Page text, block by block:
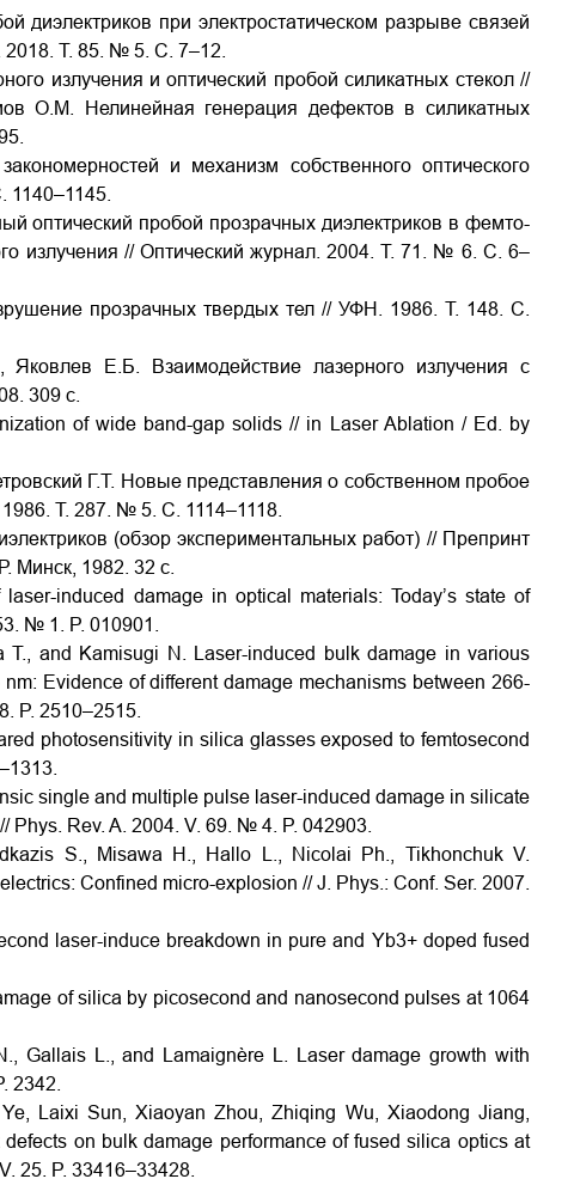
диэлектриков при электростатическом разрыве связей
2018. Т. 85. № 5. С. 7–12.
излучения и оптический пробой силикатных стекол //
О.М. Нелинейная генерация дефектов в силикатных
и механизм собственного оптического
оптический пробой прозрачных диэлектриков в фемто-
излучения // Оптический журнал. 2004. Т. 71. № 6. С. 6–
прозрачных твердых тел // УФН. 1986. Т. 148. С.
Е.Б. Взаимодействие лазерного излучения с
309 с.
of wide band-gap solids // in Laser Ablation / Ed. by
Г.Т. Новые представления о собственном пробое
Т. 287. № 5. С. 1114–1118.
(обзор экспериментальных работ) // Препринт
Минск, 1982. 32 с.
induced damage in optical materials: Today’s state of
№ 1. P. 010901.
and Kamisugi N. Laser-induced bulk damage in various
Evidence of different damage mechanisms between 266-
P. 2510–2515.
photosensitivity in silica glasses exposed to femtosecond
single and multiple pulse laser-induced damage in silicate
Phys. Rev. A. 2004. V. 69. № 4. P. 042903.
S., Misawa H., Hallo L., Nicolai Ph., Tikhonchuk V.
Confined micro-explosion // J. Phys.: Conf. Ser. 2007.
laser-induce breakdown in pure and Yb3+ doped fused
of silica by picosecond and nanosecond pulses at 1064
Gallais L., and Lamaignère L. Laser damage growth with
2342.
Laixi Sun, Xiaoyan Zhou, Zhiqing Wu, Xiaodong Jiang,
on bulk damage performance of fused silica optics at
25. P. 33416–33428.